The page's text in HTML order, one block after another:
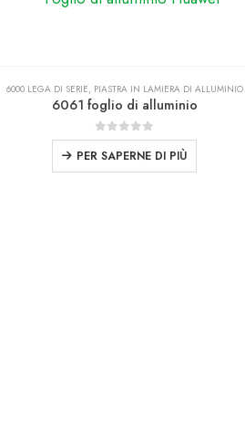
6000 LEGA DI SERIE, PIASTRA IN LAMIERA DI ALLUMINIO
6061 foglio di alluminio
0fuori da 5
PER SAPERNE DI PIÙ